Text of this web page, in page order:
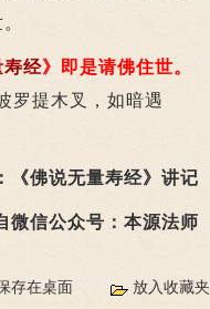
寿经》即是请佛住世。
罗提木叉，如暗遇
《佛说无量寿经》讲记
微信公众号：本源法师
存在桌面 放入收藏夹